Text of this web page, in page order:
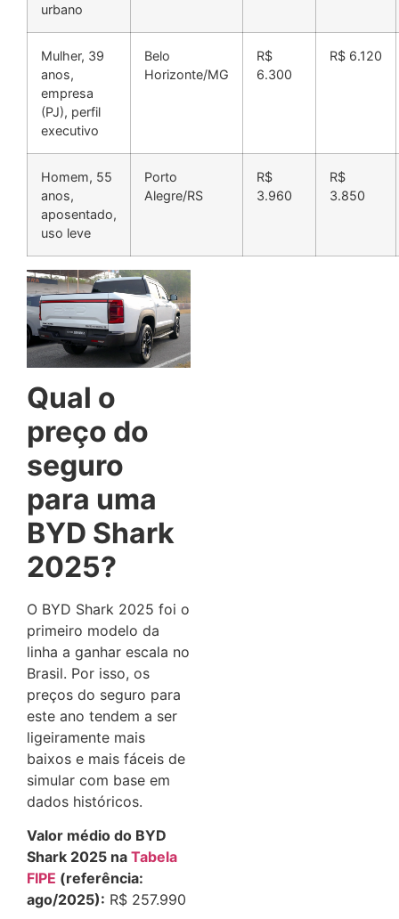
urbano
Mulher, 39
anos,
empresa
(PJ), perfil
executivo
Belo
Horizonte/MG
R$
6.300
R$ 6.120
Homem, 55
anos,
aposentado,
uso leve
Porto
Alegre/RS
R$
3.960
R$
3.850
Qual o
preço do
seguro
para uma
BYD Shark
2025?
O BYD Shark 2025 foi o
primeiro modelo da
linha a ganhar escala no
Brasil. Por isso, os
preços do seguro para
este ano tendem a ser
ligeiramente mais
baixos e mais fáceis de
simular com base em
dados históricos.
Valor médio do BYD
Shark 2025 na Tabela
FIPE (referência:
ago/2025): R$ 257.990